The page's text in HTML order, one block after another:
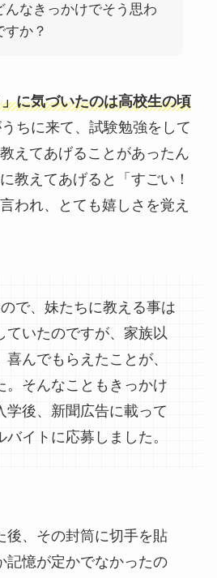
んなきっかけでそう思わ
すか？
に気づいたのは高校生の頃
ちに来て、試験勉強をして
えてあげることがあったん
教えてあげると「すごい！
われ、とても嬉しさを覚え
で、妹たちに教える事は
ていたのですが、家族以
んでもらえたことが、
。そんなこともきっかけ
学後、新聞広告に載って
イトに応募しました。
後、その封筒に切手を貼
記憶が定かでなかったの